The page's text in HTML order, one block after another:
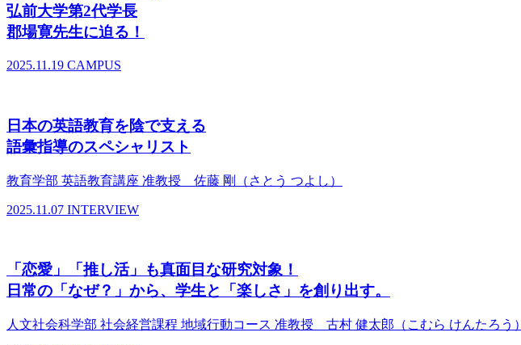
弘前大学第2代学長
郡場寛先生に迫る！
2025.11.19 CAMPUS
日本の英語教育を陰で支える
語彙指導のスペシャリスト
教育学部 英語教育講座 准教授 佐藤 剛（さとう つよし）
2025.11.07 INTERVIEW
「恋愛」「推し活」も真面目な研究対象！
日常の「なぜ？」から、学生と「楽しさ」を創り出す。
人文社会科学部 社会経営課程 地域行動コース 准教授 古村 健太郎（こむら けんたろう）